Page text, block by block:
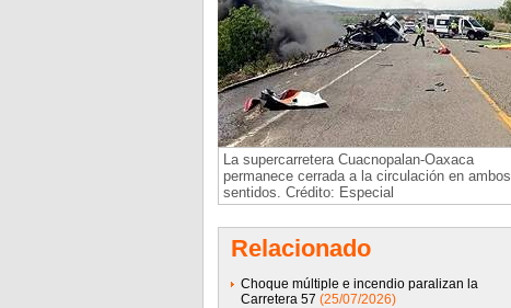
La supercarretera Cuacnopalan-Oaxaca
permanece cerrada a la circulación en ambos
sentidos. Crédito: Especial
Relacionado
Choque múltiple e incendio paralizan la
Carretera 57 (25/07/2026)